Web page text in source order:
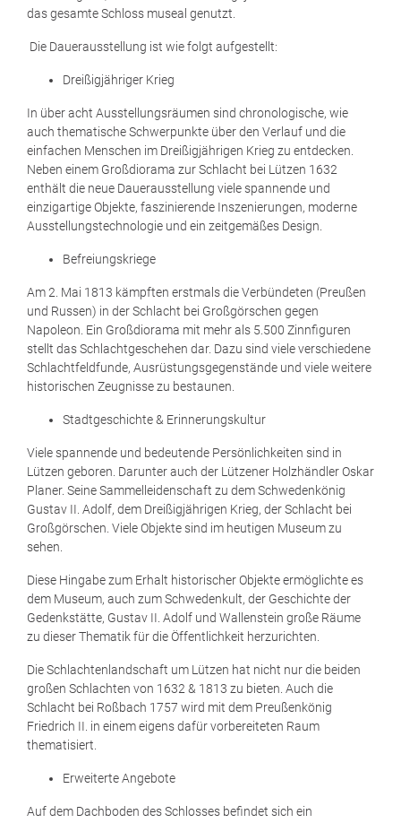
das gesamte Schloss museal genutzt.
Die Dauerausstellung ist wie folgt aufgestellt:
Dreißigjähriger Krieg
In über acht Ausstellungsräumen sind chronologische, wie
auch thematische Schwerpunkte über den Verlauf und die
einfachen Menschen im Dreißigjährigen Krieg zu entdecken.
Neben einem Großdiorama zur Schlacht bei Lützen 1632
enthält die neue Dauerausstellung viele spannende und
einzigartige Objekte, faszinierende Inszenierungen, moderne
Ausstellungstechnologie und ein zeitgemäßes Design.
Befreiungskriege
Am 2. Mai 1813 kämpften erstmals die Verbündeten (Preußen
und Russen) in der Schlacht bei Großgörschen gegen
Napoleon. Ein Großdiorama mit mehr als 5.500 Zinnfiguren
stellt das Schlachtgeschehen dar. Dazu sind viele verschiedene
Schlachtfeldfunde, Ausrüstungsgegenstände und viele weitere
historischen Zeugnisse zu bestaunen.
Stadtgeschichte & Erinnerungskultur
Viele spannende und bedeutende Persönlichkeiten sind in
Lützen geboren. Darunter auch der Lützener Holzhändler Oskar
Planer. Seine Sammelleidenschaft zu dem Schwedenkönig
Gustav II. Adolf, dem Dreißigjährigen Krieg, der Schlacht bei
Großgörschen. Viele Objekte sind im heutigen Museum zu
sehen.
Diese Hingabe zum Erhalt historischer Objekte ermöglichte es
dem Museum, auch zum Schwedenkult, der Geschichte der
Gedenkstätte, Gustav II. Adolf und Wallenstein große Räume
zu dieser Thematik für die Öffentlichkeit herzurichten.
Die Schlachtenlandschaft um Lützen hat nicht nur die beiden
großen Schlachten von 1632 & 1813 zu bieten. Auch die
Schlacht bei Roßbach 1757 wird mit dem Preußenkönig
Friedrich II. in einem eigens dafür vorbereiteten Raum
thematisiert.
Erweiterte Angebote
Auf dem Dachboden des Schlosses befindet sich ein